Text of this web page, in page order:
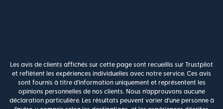
Les avis de clients affichés sur cette page sont recueillis sur Trustpilot
et reflètent les expériences individuelles avec notre service. Ces avis
sont fournis à titre d'information uniquement et représentent les
opinions personnelles de nos clients. Nous n'approuvons aucune
déclaration particulière. Les résultats peuvent varier d'une personne à